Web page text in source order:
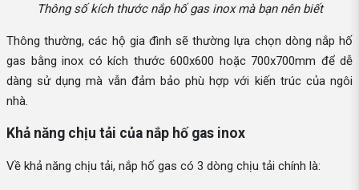
Thông số kích thước nắp hố gas inox mà bạn nên biết
Thông thường, các hộ gia đình sẽ thường lựa chọn dòng nắp hố
gas bằng inox có kích thước 600x600 hoặc 700x700mm để dễ
dàng sử dụng mà vẫn đảm bảo phù hợp với kiến trúc của ngôi
nhà.
Khả năng chịu tải của nắp hố gas inox
Về khả năng chịu tải, nắp hố gas có 3 dòng chịu tải chính là: